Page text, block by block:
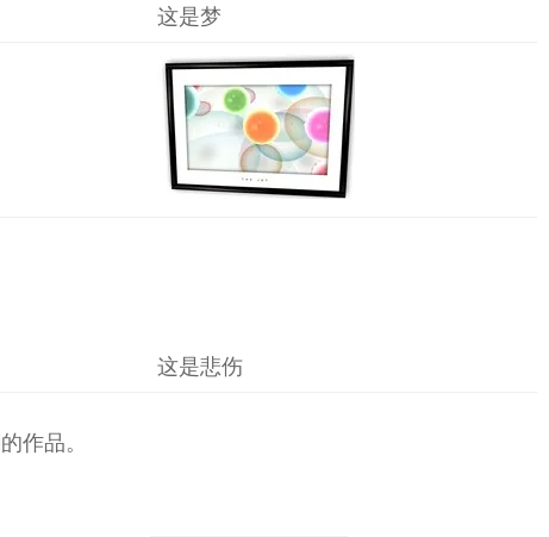
这是梦
这是悲伤
的作品。